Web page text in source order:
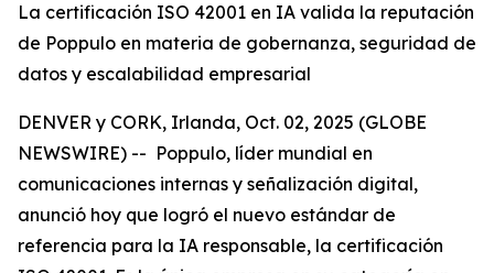
La certificación ISO 42001 en IA valida la reputación
de Poppulo en materia de gobernanza, seguridad de
datos y escalabilidad empresarial
DENVER y CORK, Irlanda, Oct. 02, 2025 (GLOBE
NEWSWIRE) -- Poppulo, líder mundial en
comunicaciones internas y señalización digital,
anunció hoy que logró el nuevo estándar de
referencia para la IA responsable, la certificación